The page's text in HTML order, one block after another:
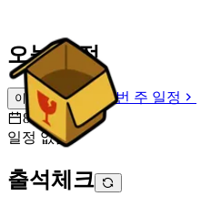
오늘 일정
이번 주 일정
이번 주 일정
8월 9일 [일]
일정 없음
출석체크